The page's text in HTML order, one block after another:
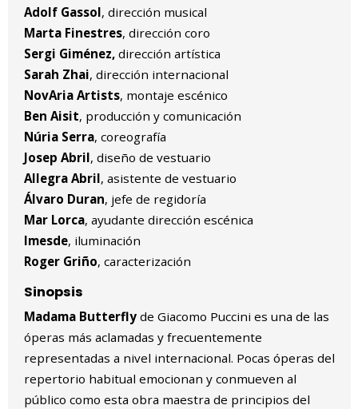
Adolf Gassol, dirección musical
Marta Finestres, dirección coro
Sergi Giménez,dirección artística
Sarah Zhai, dirección internacional
NovAria Artists, montaje escénico
Ben Aisit, producción y comunicación
Núria Serra, coreografía
Josep Abril, diseño de vestuario
Allegra Abril, asistente de vestuario
Álvaro Duran, jefe de regidoría
Mar Lorca, ayudante dirección escénica
Imesde, iluminación
Roger Griño, caracterización
Sinopsis
Madama Butterflyde Giacomo Puccini es una de las
óperas más aclamadas y frecuentemente
representadas a nivel internacional. Pocas óperas del
repertorio habitual emocionan y conmueven al
público como esta obra maestra de principios del